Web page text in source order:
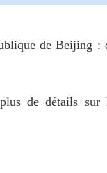
de Beijing
de détails